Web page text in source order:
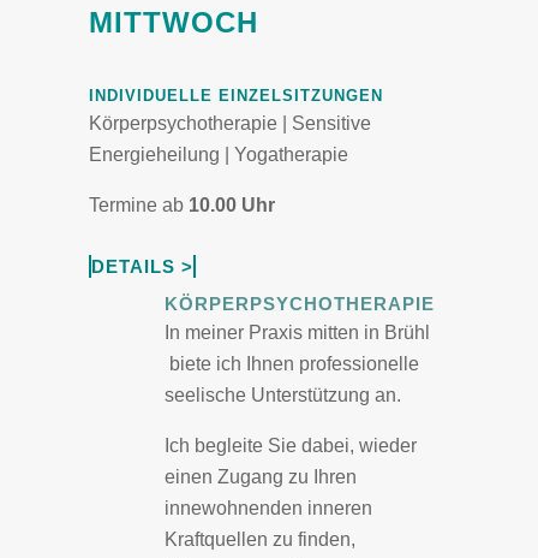
MITTWOCH
INDIVIDUELLE EINZELSITZUNGEN
Körperpsychotherapie | Sensitive
Energieheilung | Yogatherapie
Termine ab 10.00 Uhr
DETAILS >
KÖRPERPSYCHOTHERAPIE
In meiner Praxis mitten in Brühl
biete ich Ihnen professionelle
seelische Unterstützung an.
Ich begleite Sie dabei, wieder
einen Zugang zu Ihren
innewohnenden inneren
Kraftquellen zu finden,